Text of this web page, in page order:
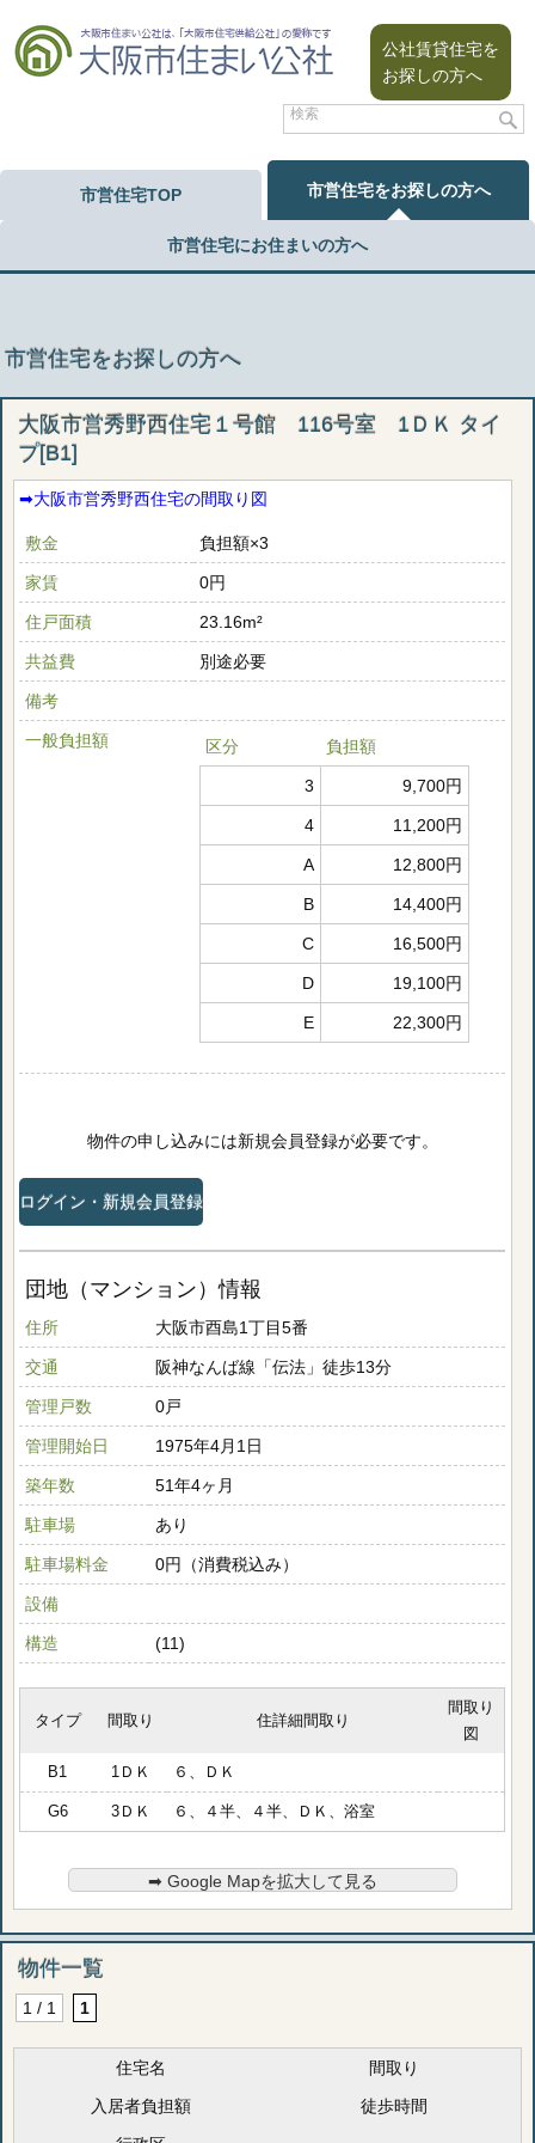
公社賃貸住宅を
お探しの方へ
市営住宅TOP 市営住宅をお探しの方へ
市営住宅にお住まいの方へ
市営住宅をお探しの方へ
大阪市営秀野西住宅１号館 116号室 1ＤＫ タイ
プ[B1]
➡︎大阪市営秀野西住宅の間取り図
敷金 負担額×3
家賃 0円
住戸面積 23.16m²
共益費 別途必要
備考
一般負担額 区分 負担額
3 9,700円
4 11,200円
A 12,800円
B 14,400円
C 16,500円
D 19,100円
E 22,300円
物件の申し込みには新規会員登録が必要です。
ログイン・新規会員登録
団地（マンション）情報
住所 大阪市酉島1丁目5番
交通 阪神なんば線「伝法」徒歩13分
管理戸数 0戸
管理開始日 1975年4月1日
築年数 51年4ヶ月
駐車場 あり
駐車場料金 0円（消費税込み）
設備
構造 (11)
タイプ 間取り 住詳細間取り
間取り
図
B1 1ＤＫ ６、ＤＫ
G6 3ＤＫ ６、４半、４半、ＤＫ、浴室
➡︎ Google Mapを拡大して見る
物件一覧
1 / 1 1
住宅名
間取り
入居者負担額
徒歩時間